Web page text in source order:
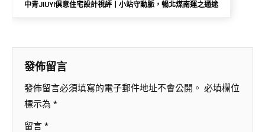
中青JIUYI俱意住宅設計視評丨小站守動脈，暢北煤南運之通途
發佈留言
發佈留言必須填寫的電子郵件地址不會公開。 必填欄位
標示為 *
留言 *